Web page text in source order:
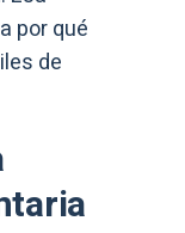
por qué
de